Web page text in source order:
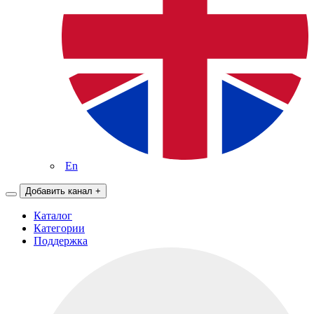
En
Добавить канал +
Каталог
Категории
Поддержка